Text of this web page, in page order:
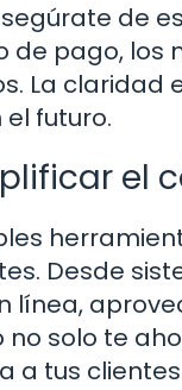
de
de pago,
La claridad
futuro.
el
Desde
línea,
solo te
a tus